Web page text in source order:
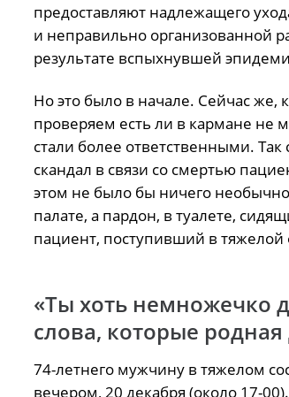
предоставляют надлежащего
и неправильно организованной
результате вспыхнувшей
Но это было в начале. Сейчас
проверяем есть ли в кармане не
стали более ответственными.
скандал в связи со смертью
этом не было бы ничего
палате, а пардон, в туалете,
пациент, поступивший в
«Ты хоть немножечко
слова, которые
74-летнего мужчину в тяжелом
вечером, 20 декабря (около 17-